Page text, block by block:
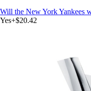
Will the New York Yankees
Yes+$20.42